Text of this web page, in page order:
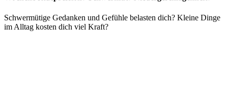
Schwermütige Gedanken und Gefühle belasten dich? Kleine Dinge
im Alltag kosten dich viel Kraft?